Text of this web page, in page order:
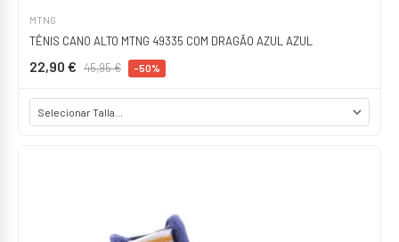
MTNG
TÊNIS CANO ALTO MTNG 49335 COM DRAGÃO AZUL AZUL
22,90 € 45,95 € -50%